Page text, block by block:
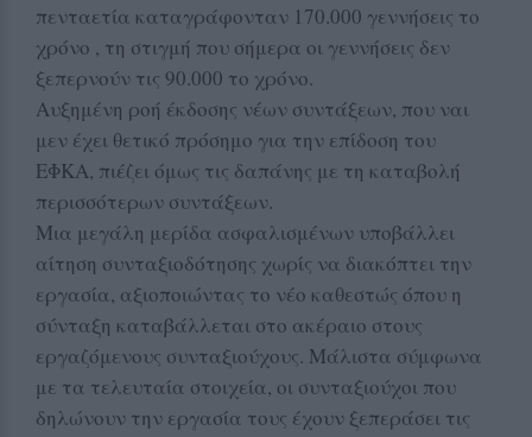
πενταετία καταγράφονταν 170.000 γεννήσεις το
χρόνο , τη στιγμή που σήμερα οι γεννήσεις δεν
ξεπερνούν τις 90.000 το χρόνο.
Αυξημένη ροή έκδοσης νέων συντάξεων, που ναι
μεν έχει θετικό πρόσημο για την επίδοση του
ΕΦΚΑ, πιέζει όμως τις δαπάνης με τη καταβολή
περισσότερων συντάξεων.
Μια μεγάλη μερίδα ασφαλισμένων υποβάλλει
αίτηση συνταξιοδότησης χωρίς να διακόπτει την
εργασία, αξιοποιώντας το νέο καθεστώς όπου η
σύνταξη καταβάλλεται στο ακέραιο στους
εργαζόμενους συνταξιούχους. Μάλιστα σύμφωνα
με τα τελευταία στοιχεία, οι συνταξιούχοι που
δηλώνουν την εργασία τους έχουν ξεπεράσει τις